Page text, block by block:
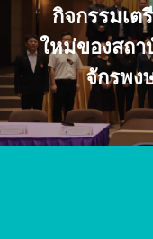
กิจกรรมเ
ใหม่ของสถ
จักรพง